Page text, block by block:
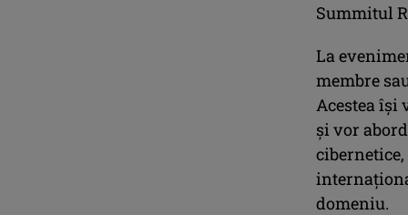
Summitul
La
membre
Acestea
şi vor
domeniu.